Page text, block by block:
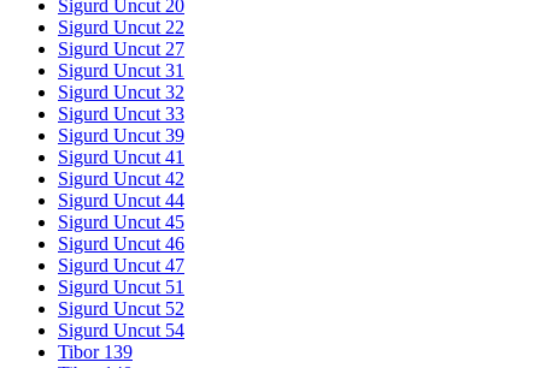
Sigurd Uncut 20
Sigurd Uncut 22
Sigurd Uncut 27
Sigurd Uncut 31
Sigurd Uncut 32
Sigurd Uncut 33
Sigurd Uncut 39
Sigurd Uncut 41
Sigurd Uncut 42
Sigurd Uncut 44
Sigurd Uncut 45
Sigurd Uncut 46
Sigurd Uncut 47
Sigurd Uncut 51
Sigurd Uncut 52
Sigurd Uncut 54
Tibor 139